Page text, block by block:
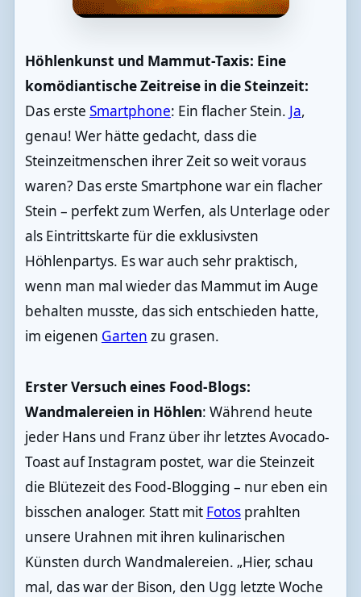
Höhlenkunst und Mammut-Taxis: Eine
komödiantische Zeitreise in die Steinzeit:
Das erste Smartphone: Ein flacher Stein. Ja,
genau! Wer hätte gedacht, dass die
Steinzeitmenschen ihrer Zeit so weit voraus
waren? Das erste Smartphone war ein flacher
Stein – perfekt zum Werfen, als Unterlage oder
als Eintrittskarte für die exklusivsten
Höhlenpartys. Es war auch sehr praktisch,
wenn man mal wieder das Mammut im Auge
behalten musste, das sich entschieden hatte,
im eigenen Garten zu grasen.
Erster Versuch eines Food-Blogs:
Wandmalereien in Höhlen: Während heute
jeder Hans und Franz über ihr letztes Avocado-
Toast auf Instagram postet, war die Steinzeit
die Blütezeit des Food-Blogging – nur eben ein
bisschen analoger. Statt mit Fotosprahlten
unsere Urahnen mit ihren kulinarischen
Künsten durch Wandmalereien. „Hier, schau
mal, das war der Bison, den Ugg letzte Woche